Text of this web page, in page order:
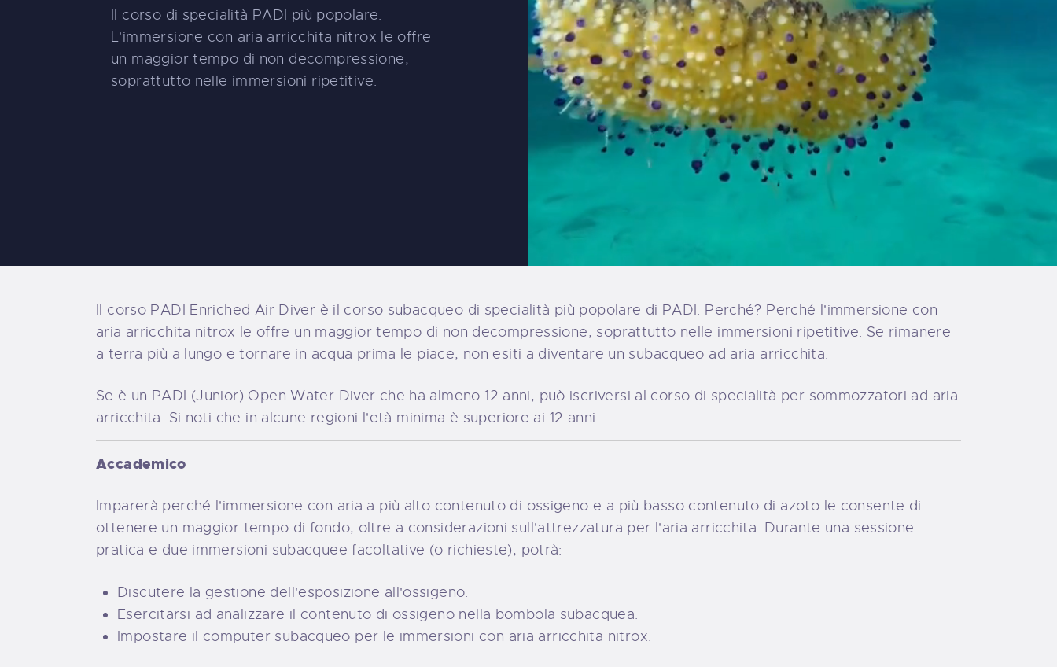
Il corso di specialità PADI più popolare.
L'immersione con aria arricchita nitrox le offre
un maggior tempo di non decompressione,
soprattutto nelle immersioni ripetitive.
Il corso PADI Enriched Air Diver è il corso subacqueo di specialità più popolare di PADI. Perché? Perché l'immersione con
aria arricchita nitrox le offre un maggior tempo di non decompressione, soprattutto nelle immersioni ripetitive. Se rimanere
a terra più a lungo e tornare in acqua prima le piace, non esiti a diventare un subacqueo ad aria arricchita.
Se è un PADI (Junior) Open Water Diver che ha almeno 12 anni, può iscriversi al corso di specialità per sommozzatori ad aria
arricchita. Si noti che in alcune regioni l'età minima è superiore ai 12 anni.
Accademico
Imparerà perché l'immersione con aria a più alto contenuto di ossigeno e a più basso contenuto di azoto le consente di
ottenere un maggior tempo di fondo, oltre a considerazioni sull'attrezzatura per l'aria arricchita. Durante una sessione
pratica e due immersioni subacquee facoltative (o richieste), potrà:
Discutere la gestione dell'esposizione all'ossigeno.
Esercitarsi ad analizzare il contenuto di ossigeno nella bombola subacquea.
Impostare il computer subacqueo per le immersioni con aria arricchita nitrox.